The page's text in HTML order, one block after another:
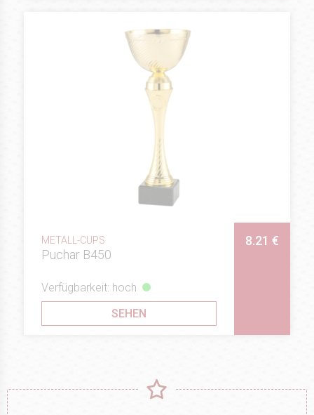
METALL-CUPS
Puchar B450
8.21 €
Verfügbarkeit: hoch
SEHEN